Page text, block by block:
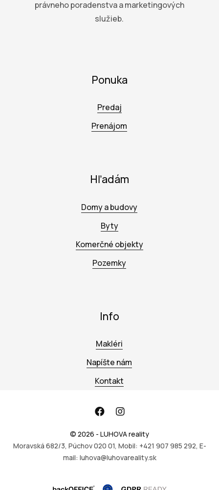
právneho poradenstva a marketingových
služieb.
Ponuka
Predaj
Prenájom
Hľadám
Domy a budovy
Byty
Komerčné objekty
Pozemky
Info
Makléri
Napíšte nám
Kontakt
© 2026 - LUHOVA reality
Moravská 682/3, Púchov 020 01, Mobil: +421 907 985 292, E-
mail: luhova@luhovareality.sk